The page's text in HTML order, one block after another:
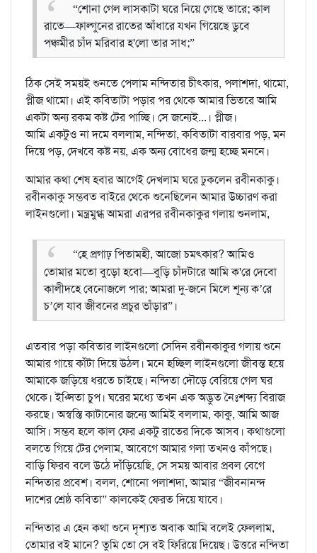
“শোনা গেল লাসকাটা ঘরে নিয়ে গেছে তারে; কাল
রাতে—ফাল্গুনের রাতের আঁধারে যখন গিয়েছে ডুবে
পঞ্চমীর চাঁদ মরিবার হ'লো তার সাধ;”
ঠিক সেই সময়ই শুনতে পেলাম নন্দিতার চীৎকার, পলাশদা, থামো,
প্লীজ থামো। এই কবিতাটা পড়ার পর থেকে আমার ভিতরে আমি
একটা অন্য রকম কষ্ট টের পাচ্ছি। সে জন্যেই...। প্লীজ।
আমি একটুও না দমে বললাম, নন্দিতা, কবিতাটা বারবার পড়, মন
দিয়ে পড়, দেখবে কষ্ট নয়, এক অন্য বোধের জন্ম হচ্ছে মননে।
আমার কথা শেষ হবার আগেই দেখলাম ঘরে ঢুকলেন রবীনকাকু।
রবীনকাকু সম্ভবত বাইরে থেকে শুনেছিলেন আমার উচ্চারণ করা
লাইনগুলো। মন্ত্রমুগ্ধ আমরা এরপর রবীনকাকুর গলায় শুনলাম,
“হে প্রগাঢ় পিতামহী, আজো চমৎকার? আমিও
তোমার মতো বুড়ো হবো—বুড়ি চাঁদটারে আমি ক'রে দেবো
কালীদহে বেনোজলে পার; আমরা দু-জনে মিলে শূন্য ক’রে
চ’লে যাব জীবনের প্রচুর ভাঁড়ার”।
এতবার পড়া কবিতার লাইনগুলো সেদিন রবীনকাকুর গলায় শুনে
আমার গায়ে কাঁটা দিয়ে উঠল। মনে হচ্ছিল লাইনগুলো জীবন্ত হয়ে
আমাকে জড়িয়ে ধরতে চাইছে। নন্দিতা দৌড়ে বেরিয়ে গেল ঘর
থেকে। ইপ্সিতা চুপ। ঘরের মধ্যে তখন এক অদ্ভুত নৈঃশব্দ্য বিরাজ
করছে। অস্বস্তি কাটানোর জন্যে আমিই বললাম, কাকু, আমি আজ
আসি। সম্ভব হলে কাল ফের একটু রাতের দিকে আসব। কথাগুলো
বলতে গিয়ে টের পেলাম, আবেগে আমার গলা তখনও কাঁপছে।
বাড়ি ফিরব বলে উঠে দাঁড়িয়েছি, সে সময় আবার প্রবল বেগে
নন্দিতার প্রবেশ। বলল, শোনো পলাশদা, আমার “জীবনানন্দ
দাশের শ্রেষ্ঠ কবিতা” কালকেই ফেরত দিয়ে যাবে।
নন্দিতার এ হেন কথা শুনে দৃশ্যত অবাক আমি বলেই ফেললাম,
তোমার বই মানে? তুমি তো সে বই ফিরিয়ে দিয়েছ। উত্তরে নন্দিতা